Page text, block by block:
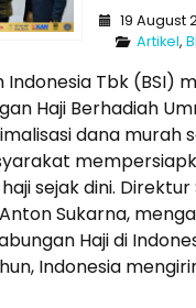
19 August
Artikel,
Indonesia Tbk (BSI)
Haji Berhadiah
dana murah
sejak dini. Direktur
Sukarna,
Haji di
Indonesia